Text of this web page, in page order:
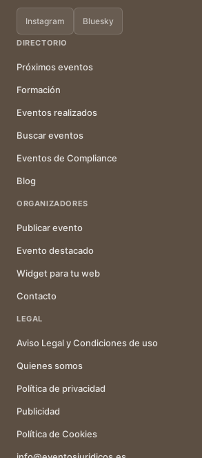
Instagram Bluesky
DIRECTORIO
Próximos eventos
Formación
Eventos realizados
Buscar eventos
Eventos de Compliance
Blog
ORGANIZADORES
Publicar evento
Evento destacado
Widget para tu web
Contacto
LEGAL
Aviso Legal y Condiciones de uso
Quienes somos
Política de privacidad
Publicidad
Política de Cookies